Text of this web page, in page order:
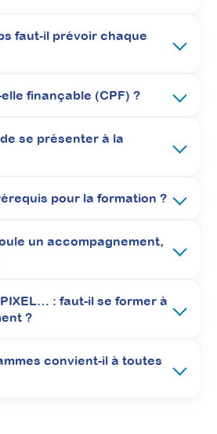
les familles
durables
souvent tensions et
les familles, sans que le sujet
Découvrez comment
faut-il prévoir chaque
finançable (CPF) ?
se présenter à la
pour la formation ?
un accompagnement,
: faut-il se former à
?
convient-il à toutes